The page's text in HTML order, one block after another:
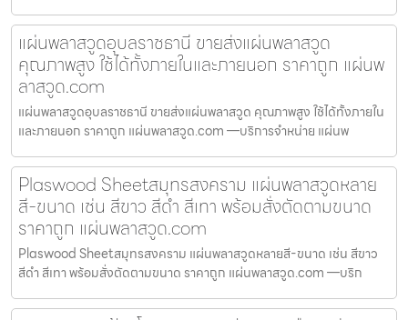
แผ่นพลาสวูดอุบลราชธานี ขายส่งแผ่นพลาสวูด
คุณภาพสูง ใช้ได้ทั้งภายในและภายนอก ราคาถูก แผ่นพ
ลาสวูด.com
แผ่นพลาสวูดอุบลราชธานี ขายส่งแผ่นพลาสวูด คุณภาพสูง ใช้ได้ทั้งภายใน
และภายนอก ราคาถูก แผ่นพลาสวูด.com —บริการจำหน่าย แผ่นพ
Plaswood Sheetสมุทรสงคราม แผ่นพลาสวูดหลาย
สี-ขนาด เช่น สีขาว สีดำ สีเทา พร้อมสั่งตัดตามขนาด
ราคาถูก แผ่นพลาสวูด.com
Plaswood Sheetสมุทรสงคราม แผ่นพลาสวูดหลายสี-ขนาด เช่น สีขาว
สีดำ สีเทา พร้อมสั่งตัดตามขนาด ราคาถูก แผ่นพลาสวูด.com —บริก